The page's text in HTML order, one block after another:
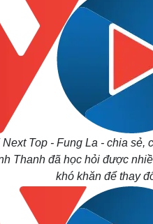
Top - Fung La - chia
Thanh đã học hỏi được
khó khăn để thay